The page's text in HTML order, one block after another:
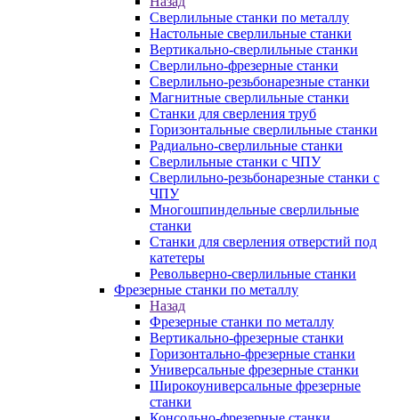
Сверлильные станки по металлу
Настольные сверлильные станки
Вертикально-сверлильные станки
Сверлильно-фрезерные станки
Сверлильно-резьбонарезные станки
Магнитные сверлильные станки
Станки для сверления труб
Горизонтальные сверлильные станки
Радиально-сверлильные станки
Сверлильные станки с ЧПУ
Сверлильно-резьбонарезные станки с
ЧПУ
Многошпиндельные сверлильные
станки
Станки для сверления отверстий под
катетеры
Револьверно-сверлильные станки
Фрезерные станки по металлу
Назад
Фрезерные станки по металлу
Вертикально-фрезерные станки
Горизонтально-фрезерные станки
Универсальные фрезерные станки
Широкоуниверсальные фрезерные
станки